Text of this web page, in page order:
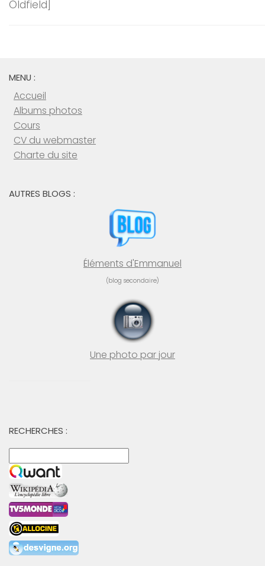
Oldfield]
MENU :
Accueil
Albums photos
Cours
CV du webmaster
Charte du site
AUTRES BLOGS :
Éléments d'Emmanuel
(blog secondaire)
Une photo par jour
RECHERCHES :